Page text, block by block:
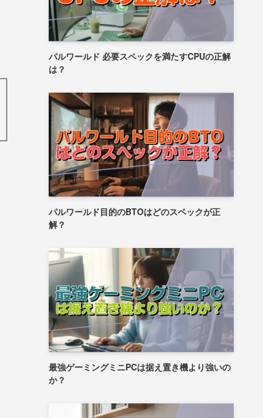
パルワールド 必要スペックを満たすCPUの正解
は？
パルワールド目的のBTOはどのスペックが正
解？
最強ゲーミングミニPCは据え置き機より強いの
か？